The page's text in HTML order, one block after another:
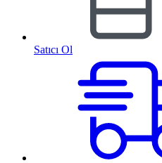
Satıcı Ol